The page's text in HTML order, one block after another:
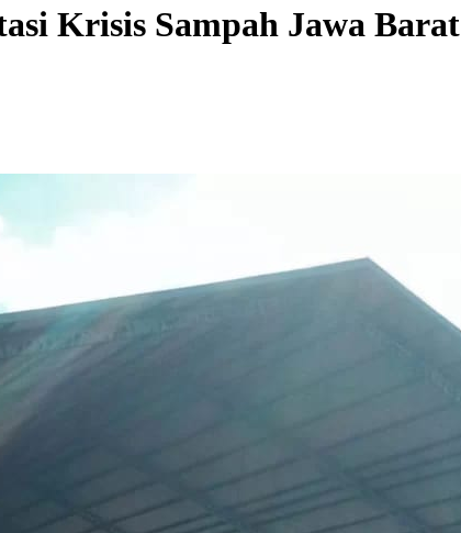
Krisis Sampah Jawa Barat